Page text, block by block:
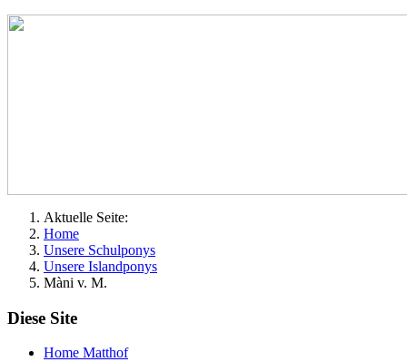
Aktuelle Seite:
Home
Unsere Schulponys
Unsere Islandponys
Màni v. M.
Diese Site
Home Matthof